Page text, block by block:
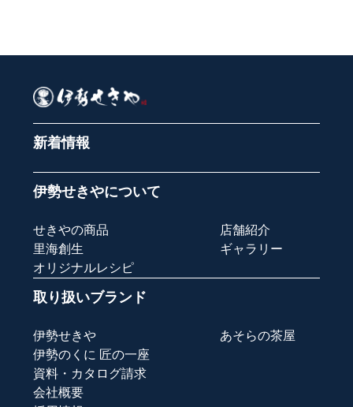
新着情報
伊勢せきやについて
せきやの商品
店舗紹介
里海創生
ギャラリー
オリジナルレシピ
取り扱いブランド
伊勢せきや
あそらの茶屋
伊勢のくに 匠の一座
資料・カタログ請求
会社概要